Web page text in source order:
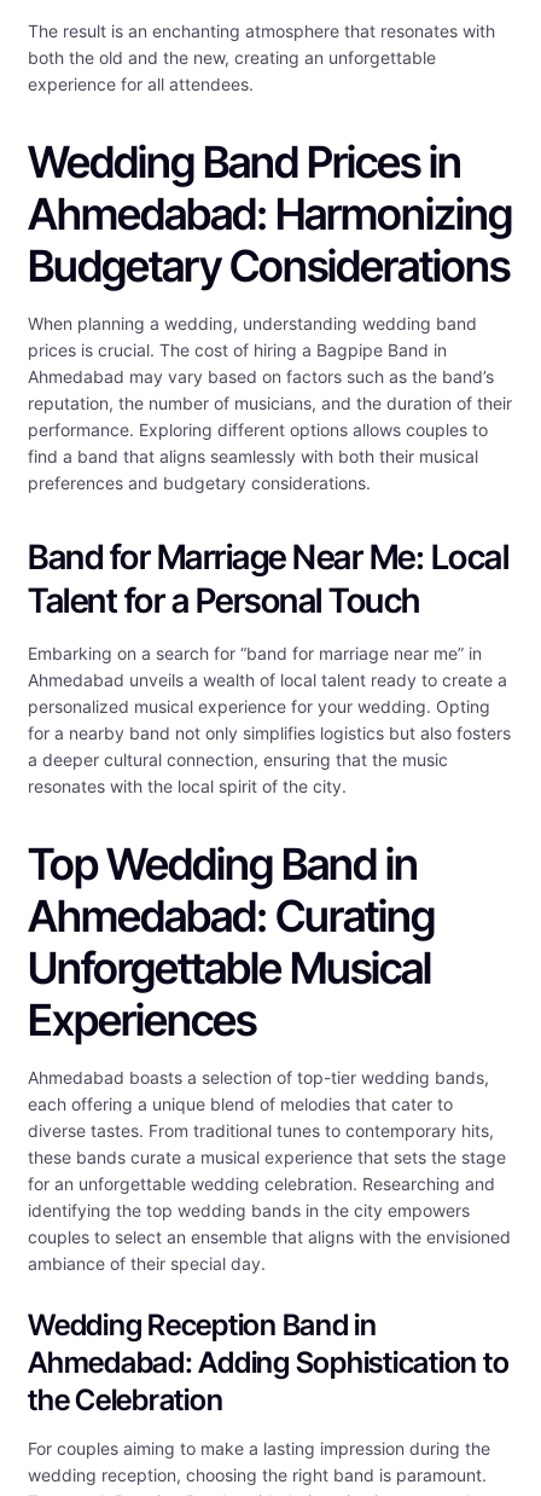
The result is an enchanting atmosphere that resonates with
both the old and the new, creating an unforgettable
experience for all attendees.
Wedding Band Prices in
Ahmedabad: Harmonizing
Budgetary Considerations
When planning a wedding, understanding wedding band
prices is crucial. The cost of hiring a Bagpipe Band in
Ahmedabad may vary based on factors such as the band’s
reputation, the number of musicians, and the duration of their
performance. Exploring different options allows couples to
find a band that aligns seamlessly with both their musical
preferences and budgetary considerations.
Band for Marriage Near Me: Local
Talent for a Personal Touch
Embarking on a search for “band for marriage near me” in
Ahmedabad unveils a wealth of local talent ready to create a
personalized musical experience for your wedding. Opting
for a nearby band not only simplifies logistics but also fosters
a deeper cultural connection, ensuring that the music
resonates with the local spirit of the city.
Top Wedding Band in
Ahmedabad: Curating
Unforgettable Musical
Experiences
Ahmedabad boasts a selection of top-tier wedding bands,
each offering a unique blend of melodies that cater to
diverse tastes. From traditional tunes to contemporary hits,
these bands curate a musical experience that sets the stage
for an unforgettable wedding celebration. Researching and
identifying the top wedding bands in the city empowers
couples to select an ensemble that aligns with the envisioned
ambiance of their special day.
Wedding Reception Band in
Ahmedabad: Adding Sophistication to
the Celebration
For couples aiming to make a lasting impression during the
wedding reception, choosing the right band is paramount.